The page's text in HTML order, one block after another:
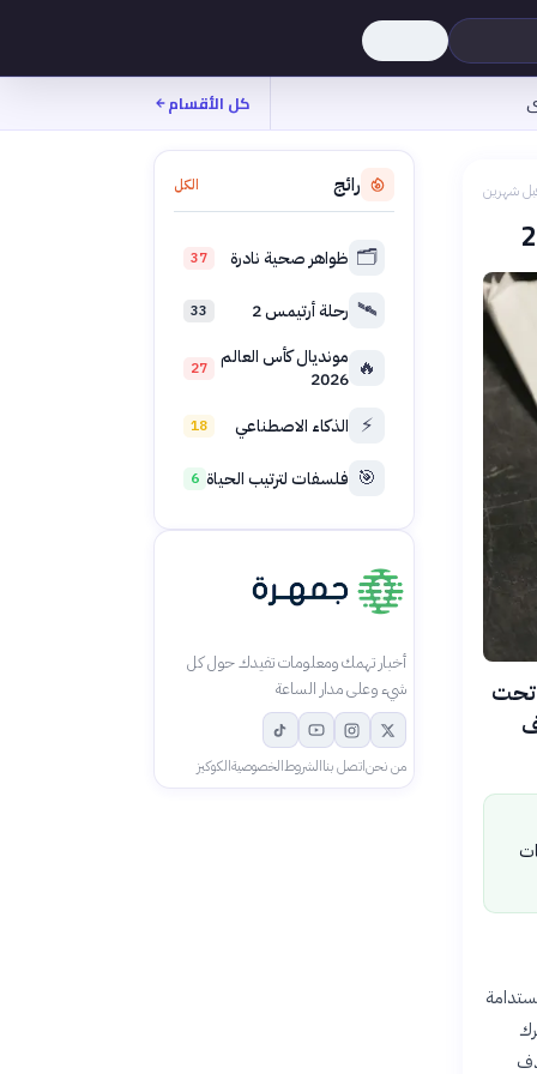
كل الأقسام
شهرين
تحت
المستدامة
2030). كما يهدف
رائج الكل
🗂️ ظواهر صحية نادرة 37
🛰️ رحلة أرتيمس 2 33
🔥 مونديال كأس العالم
2026
27
⚡ الذكاء الاصطناعي 18
🎯 فلسفات لترتيب الحياة 6
أخبار تهمك ومعلومات تفيدك حول كل
شيء وعلى مدار الساعة
من نحناتصل بناالشروطالخصوصيةالكوكيز